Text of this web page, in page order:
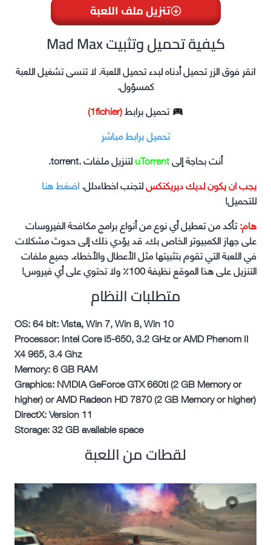
تنزيل ملف اللعبة
Mad Max كيفية تحميل وتثبيت
انقر فوق الزر تحميل أدناه لبدء تحميل اللعبة. لا تنسى تشغيل اللعبة
كمسؤول.
تحميل برابط(1fichier)
تحميل برابط مباشر
أنت بحاجة إلىuTorrentلتنزيل ملفات .torrent.
يجب ان يكون لديك ديريكتكسلتجنب اخطاءدلل.اضغط هنا
للتحميل!
هام:تأكد من تعطيل أي نوع من أنواع برامج مكافحة الفيروسات
على جهاز الكمبيوتر الخاص بك. قد يؤدي ذلك إلى حدوث مشكلات
في اللعبة التي تقوم بتثبيتها مثل الأعطال والأخطاء. جميع ملفات
التنزيل على هذا الموقع نظيفة 100٪ ولا تحتوي على أي فيروس!
متطلبات النظام
OS: 64 bit: Vista, Win 7, Win 8, Win 10
Processor: Intel Core i5-650, 3.2 GHz or AMD Phenom II
X4 965, 3.4 Ghz
Memory: 6 GB RAM
Graphics: NVIDIA GeForce GTX 660ti (2 GB Memory or
higher) or AMD Radeon HD 7870 (2 GB Memory or higher)
DirectX: Version 11
Storage: 32 GB available space
لقطات من اللعبة